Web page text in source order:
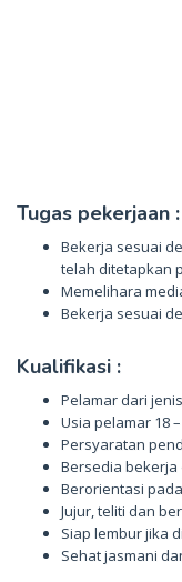
Tugas pekerjaan :
Bekerja sesuai
telah ditetapkan
Memelihara
Bekerja sesuai
Kualifikasi :
Pelamar dari
Usia pelamar 18
Persyaratan
Bersedia
Berorientasi
Jujur, teliti dan
Siap lembur jika
Sehat jasmani